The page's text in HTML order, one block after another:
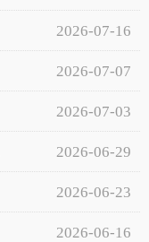
2026-07-16
2026-07-07
2026-07-03
2026-06-29
2026-06-23
2026-06-16